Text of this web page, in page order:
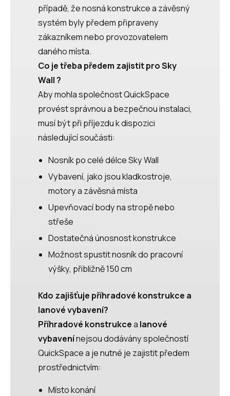
případě, že nosná konstrukce a závěsný
systém byly předem připraveny
zákazníkem nebo provozovatelem
daného místa.
Co je třeba předem zajistit pro Sky
Wall ?
Aby mohla společnost QuickSpace
provést správnou a bezpečnou instalaci,
musí být při příjezdu k dispozici
následující součásti:
Nosník po celé délce Sky Wall
Vybavení, jako jsou kladkostroje,
motory a závěsná místa
Upevňovací body na stropě nebo
střeše
Dostatečná únosnost konstrukce
Možnost spustit nosník do pracovní
výšky, přibližně 150 cm
Kdo zajišťuje příhradové konstrukce a
lanové vybavení?
Příhradové konstrukcea lanové
vybavenínejsou dodávány společností
QuickSpace a je nutné je zajistit předem
prostřednictvím:
Místo konání